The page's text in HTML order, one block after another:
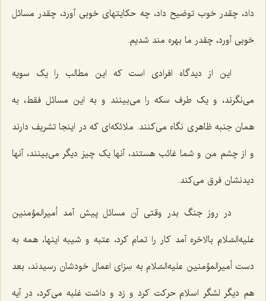
داد، چقدر خوب توضیح داد، چه حکایتهای خوبی آورد، چقدر مسائل
خوبی آورد، چقدر ما بهره مند شدیم.
این از دیدگاه افرادی است که این مطالب را یک سویه
می‌نگرند، و یک طرف سکه را می‌بینند و به این مسائل فقط، به
همان جنبه ظاهری نگاه می‌کنند. ملائکه‌ای که در اینجا تشریف دارند
و از چشم من و شما غائب هستند، آنها یک چیز دیگر می‌بینند، آنها
دیدنشان فرق می‌کند.
در روز جنگ بدر وقتی آن مسائل پیش آمد أمیرالمؤمنین
علیه‌السّلام بالاخره آمد کار را تمام کرد، عتبه و شیبه اینها، همه به
دست أمیرالمؤمنین علیه‌السّلام به سِزای اعمال خودشان رسیدند، بعد
هم دیگر لشگر اسلام حرکت کرد و زد و داشت غلبه می‌کرد، در آیه